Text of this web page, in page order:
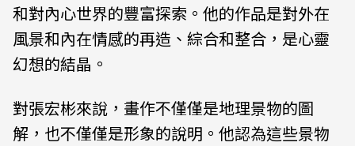
和對內心世界的豐富探索。他的作品是對外在
風景和內在情感的再造、綜合和整合，是心靈
幻想的結晶。
對張宏彬來說，畫作不僅僅是地理景物的圖
解，也不僅僅是形象的說明。他認為這些景物